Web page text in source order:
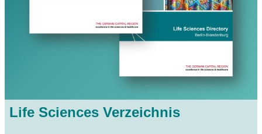
Life Sciences Verzeichnis